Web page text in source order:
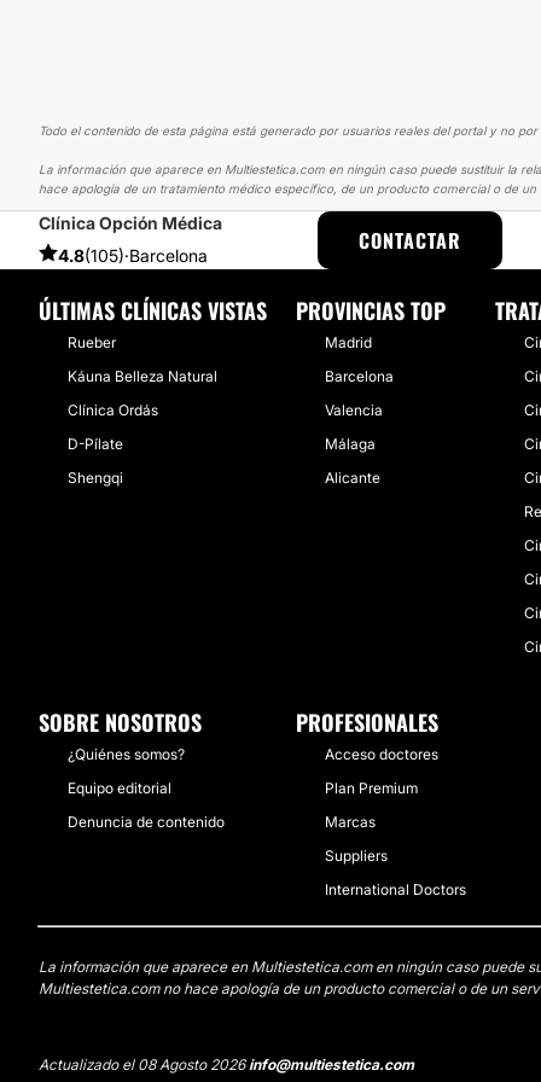
Todo el contenido de esta página está generado por usuarios reales del portal y no
La información que aparece en Multiestetica.com en ningún caso puede sustituir la
hace apología de un tratamiento médico específico, de un producto comercial o de un
Clínica Opción Médica
4.8(105)·Barcelona
CONTACTAR
MULTIESTETICA EXPERIENCIAS EXPERIENCIAS REALES SOBRE
ÚLTIMAS CLÍNICAS VISTAS
Rueber
Káuna Belleza Natural
Clínica Ordás
D-Pílate
Shengqi
PROVINCIAS TOP
Madrid
Barcelona
Valencia
Málaga
Alicante
SOBRE NOSOTROS
¿Quiénes somos?
Equipo editorial
Denuncia de contenido
PROFESIONALES
Acceso doctores
Plan Premium
Marcas
Suppliers
International Doctors
La información que aparece en Multiestetica.com en ningún caso puede
Multiestetica.com no hace apología de un producto comercial o de un
Actualizado el 08 Agosto 2026info@multiestetica.com